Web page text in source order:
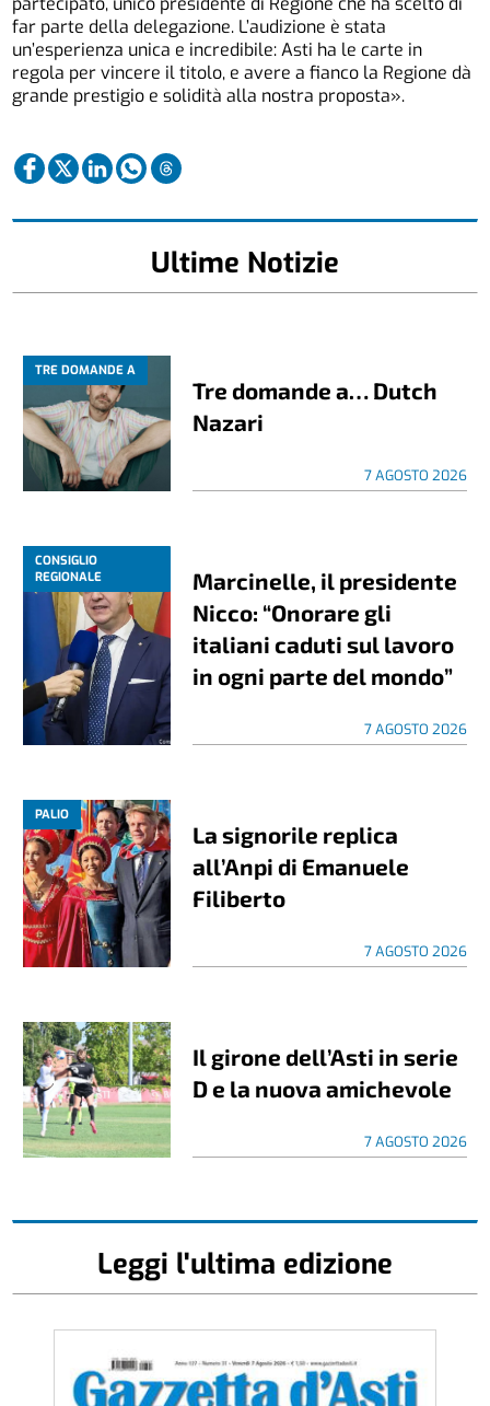
far parte della delegazione. L’audizione è stata
un’esperienza unica e incredibile: Asti ha le carte in
regola per vincere il titolo, e avere a fianco la Regione dà
grande prestigio e solidità alla nostra proposta».
Ultime Notizie
TRE DOMANDE A
Tre domande a… Dutch
Nazari
7 AGOSTO 2026
CONSIGLIO
REGIONALE
Marcinelle, il presidente
Nicco: “Onorare gli
italiani caduti sul lavoro
in ogni parte del mondo”
7 AGOSTO 2026
PALIO
La signorile replica
all’Anpi di Emanuele
Filiberto
7 AGOSTO 2026
Il girone dell’Asti in serie
D e la nuova amichevole
7 AGOSTO 2026
Leggi l'ultima edizione